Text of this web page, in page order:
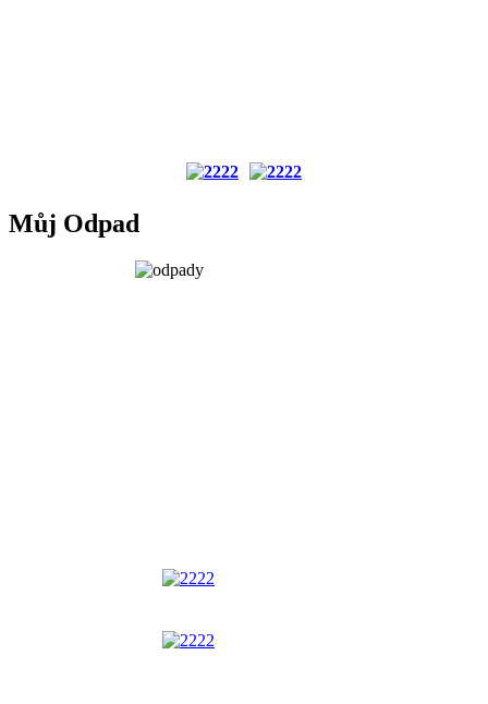
Můj Odpad